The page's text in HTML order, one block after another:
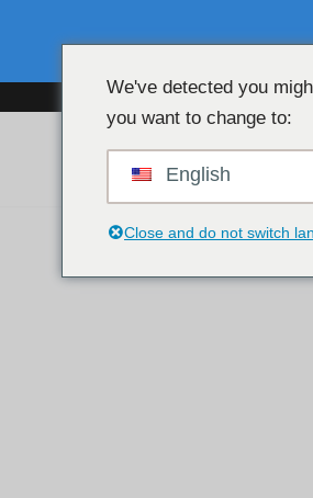
We've detected you
you want to change to:
English
Close and do not switch